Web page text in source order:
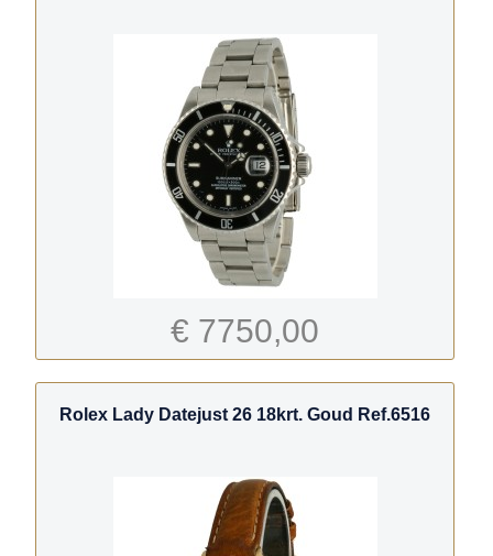
€ 7750,00
Rolex Lady Datejust 26 18krt. Goud Ref.6516